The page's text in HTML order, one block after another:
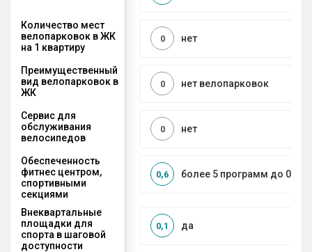
Количество мест
велопарковок в ЖК
на 1 квартиру
нет
0
Преимущественный
вид велопарковок в
ЖК
нет велопарковок
0
Сервис для
обслуживания
велосипедов
нет
0
Обеспеченность
фитнес центром,
спортивными
секциями
более 5 программ до 0,5
0,6
Внеквартальные
площадки для
спорта в шаговой
доступности
да
0,1